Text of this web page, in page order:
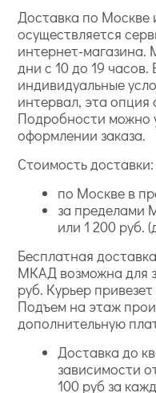
Доставка по
осуществляется
интернет-
дни с 10 до 19
индивидуальные
интервал, эта опция
Подробности можно
оформлении заказа.
Стоимость доставки:
по Москве в
за пределами
или 1 200 руб.
Бесплатная
МКАД возможна для
руб. Курьер
Подъем на этаж
дополнительную
Доставка до
зависимости
100 руб за